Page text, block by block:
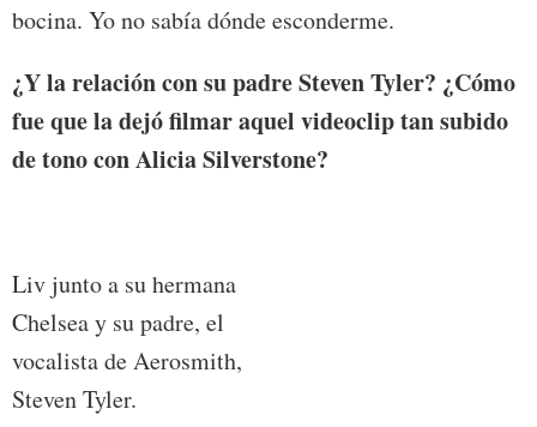
bocina. Yo no sabía dónde esconderme.
¿Y la relación con su padre Steven Tyler? ¿Cómo
fue que la dejó filmar aquel videoclip tan subido
de tono con Alicia Silverstone?
Liv junto a su hermana
Chelsea y su padre, el
vocalista de Aerosmith,
Steven Tyler.